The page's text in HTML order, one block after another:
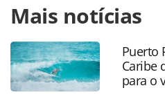
https://
travel-comemora-aniversario-
exclusivos_198555.html ou as
página. Todo o conteúdo
Editora é protegido pela
autoral. Não reproduza o
Mais notícias
Puerto
Caribe
para o